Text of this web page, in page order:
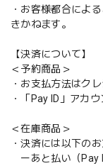
・お客様都合によ
きかねます。
【決済について】
＜予約商品＞
・お支払方法はク
・「Pay ID」アカ
＜在庫商品＞
・決済には以下の
ーあと払い（Pay